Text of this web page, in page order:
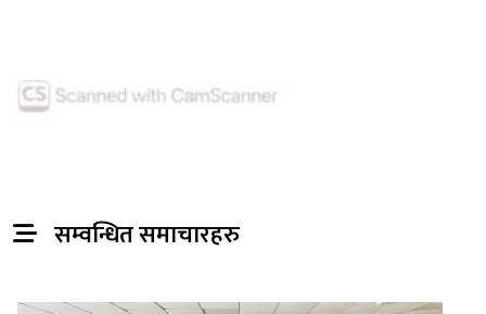
सम्वन्धित समाचारहरु